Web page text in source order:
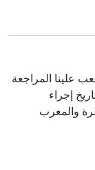
علينا المراجعة
إجراء
والمغرب